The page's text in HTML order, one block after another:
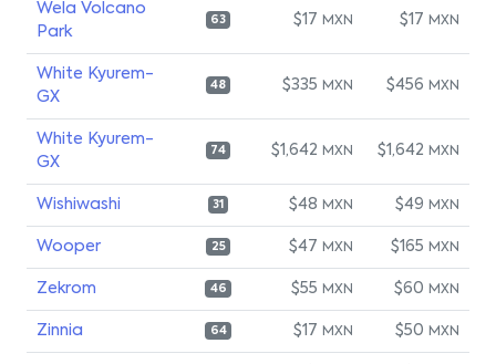
Wela Volcano
Park
63 $17 MXN $17 MXN
White Kyurem-
GX
48 $335 MXN $456 MXN
White Kyurem-
GX
74 $1,642 MXN $1,642 MXN
Wishiwashi 31 $48 MXN $49 MXN
Wooper 25 $47 MXN $165 MXN
Zekrom 46 $55 MXN $60 MXN
Zinnia 64 $17 MXN $50 MXN